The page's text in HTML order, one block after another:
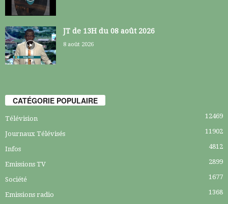
JT de 13H du 08 août 2026
8 août 2026
CATÉGORIE POPULAIRE
Télévision 12469
Journaux Télévisés 11902
Infos 4812
Emissions TV 2899
Société 1677
Emissions radio
1368